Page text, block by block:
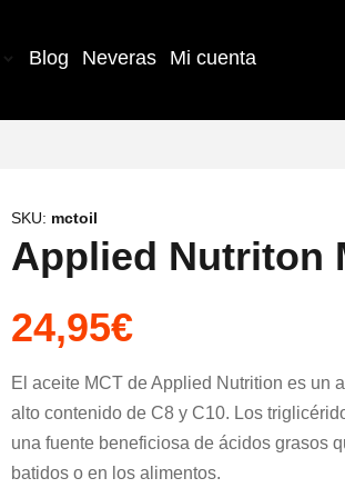
Blog Neveras Mi cuenta
SKU: mctoil
Applied Nutriton
24,95€
El aceite MCT de Applied Nutrition es un
alto contenido de C8 y C10. Los
una fuente beneficiosa de ácidos grasos
batidos o en los alimentos.